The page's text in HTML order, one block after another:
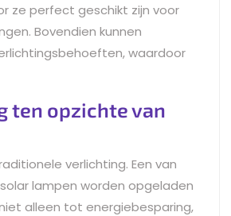
ze perfect geschikt zijn voor
Bovendien kunnen
waardoor
ten opzichte van
verlichting. Een van
lampen worden opgeladen
alleen tot energiebesparing,